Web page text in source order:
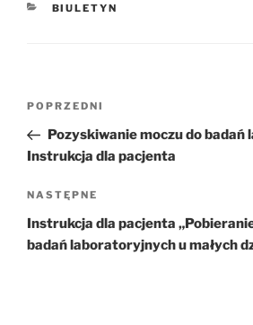
KATEGORIE
BIULETYN
wpisu
Poprzedni
wpis
POPRZEDNI
Pozyskiwanie moczu do
Instrukcja dla pacjenta
Następny
wpis
NASTĘPNE
Instrukcja dla pacjenta
badań laboratoryjnych u małych